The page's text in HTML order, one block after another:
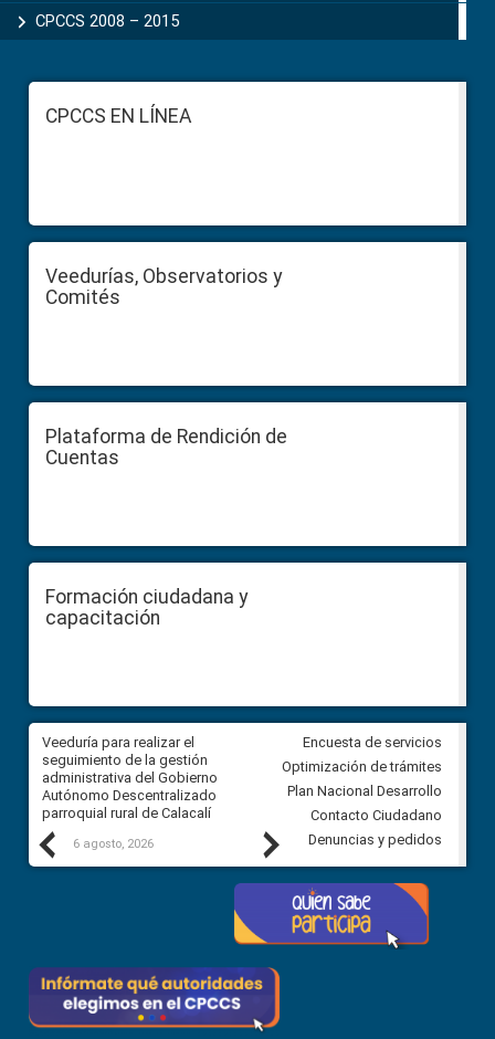
CPCCS 2008 – 2015
FooterCPCCS EN LÍNEA
Veedurías, Observatorios y
Comités
Plataforma de Rendición de
Cuentas
Formación ciudadana y
capacitación
Previous
Veeduría para realizar el
seguimiento de la gestión
administrativa del Gobierno
Autónomo Descentralizado
parroquial rural de Calacalí
6 agosto, 2026
Veeduría para vigilar los
derivados de la Audiencia
comunidad Urbina, parroquia
Carolina
5 agosto, 2026
Next
Encuesta de servicios
Optimización de trámites
Plan Nacional Desarrollo
Contacto Ciudadano
Denuncias y pedidos